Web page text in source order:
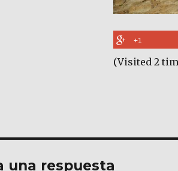
+1
(Visited 2
una respuesta